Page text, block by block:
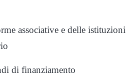
associative e delle istituzioni
di finanziamento